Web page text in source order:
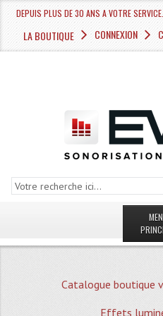
DEPUIS PLUS DE 30 ANS A VOTRE
LA BOUTIQUE CONNEXION
Catalogue boutique
Effets